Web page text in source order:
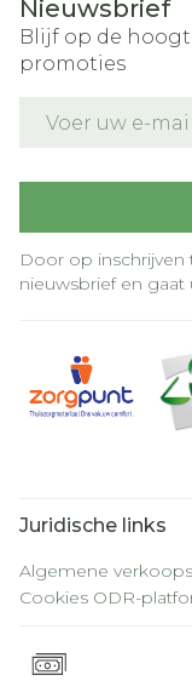
Nieuwsbrief
Blijf op de
promoties
Door op inschrijven
nieuwsbrief en
Juridische links
Algemene
Cookies ODR-